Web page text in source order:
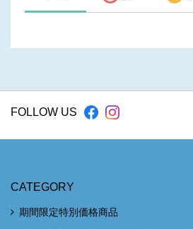
FOLLOW US
CATEGORY
期間限定特別価格商品